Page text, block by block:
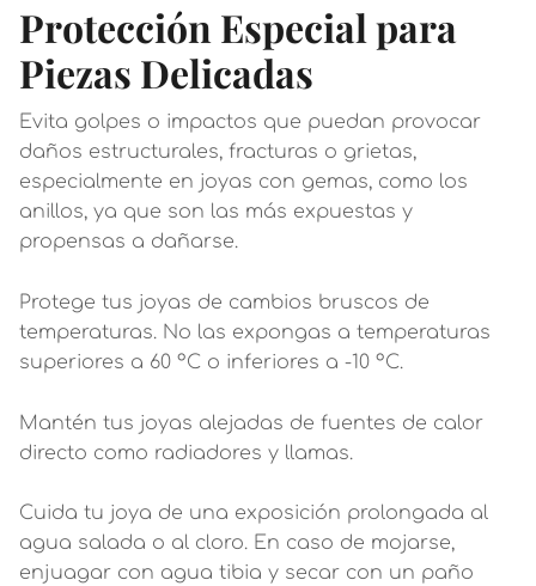
Protección Especial para
Piezas Delicadas
Evita golpes o impactos que puedan provocar
daños estructurales, fracturas o grietas,
especialmente en joyas con gemas, como los
anillos, ya que son las más expuestas y
propensas a dañarse.
Protege tus joyas de cambios bruscos de
temperaturas. No las expongas a temperaturas
superiores a 60 °C o inferiores a -10 °C.
Mantén tus joyas alejadas de fuentes de calor
directo como radiadores y llamas.
Cuida tu joya de una exposición prolongada al
agua salada o al cloro. En caso de mojarse,
enjuagar con agua tibia y secar con un paño